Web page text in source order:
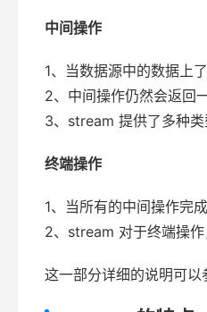
中间操作
1、当数据源中的数据上
2、中间操作仍然会返回
3、stream 提供了多种
终端操作
1、当所有的中间操作完
2、stream 对于终端操
这一部分详细的说明可以